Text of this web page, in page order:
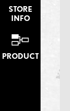
STORE
INFO
PRODUCT